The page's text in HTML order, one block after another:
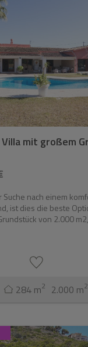
mit großem
Suche nach einem
ist dies die beste
von 2.000
284 m2 2.000 m2